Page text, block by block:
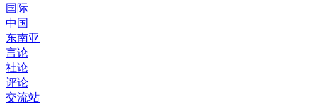
国际
中国
东南亚
言论
社论
评论
交流站